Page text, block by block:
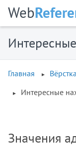
Web
Главная Вёрстка
Интересные
Значения